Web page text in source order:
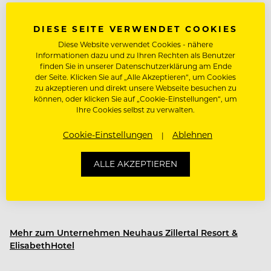
Mitarbeiterevents
Weiterbildungsprogramm
Über Neuhaus Zillertal Resort & ElisabethHotel
Hoch hinaus geht's nicht nur in der Zillertaler
Bergwelt. Auch im Neuhaus Zillertal Resort und
ElisabethHotel in Mayrhofen steht einer steilen
Karriere nichts im Weg.
Neuhaus Zillertal Resort und ElisabethHotel–
Regionale Kulinarik, ein traumhaftes
Mehr zum Unternehmen Neuhaus Zillertal Resort &
ElisabethHotel
DIESE SEITE VERWENDET COOKIES
Diese Website verwendet Cookies - nähere
Informationen dazu und zu Ihren Rechten als Benutzer
finden Sie in unserer Datenschutzerklärung am Ende
der Seite. Klicken Sie auf „Alle Akzeptieren“, um Cookies
zu akzeptieren und direkt unsere Webseite besuchen zu
können, oder klicken Sie auf „Cookie-Einstellungen“, um
Ihre Cookies selbst zu verwalten.
Cookie-Einstellungen Ablehnen
ALLE AKZEPTIEREN